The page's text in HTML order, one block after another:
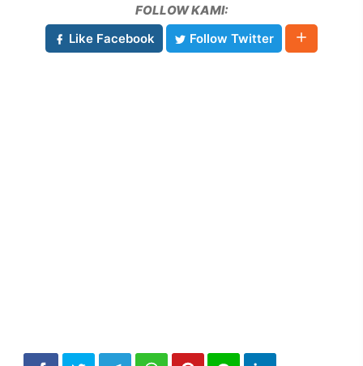
FOLLOW KAMI:
Like Facebook
Follow Twitter